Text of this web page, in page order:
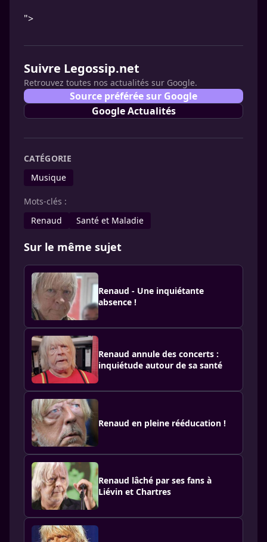
">
Suivre Legossip.net
Retrouvez toutes nos actualités sur Google.
Source préférée sur Google
Google Actualités
CATÉGORIE
Musique
Mots-clés :
Renaud
Santé et Maladie
Sur le même sujet
Renaud - Une inquiétante
absence !
Renaud annule des concerts :
inquiétude autour de sa santé
Renaud en pleine rééducation !
Renaud lâché par ses fans à
Liévin et Chartres